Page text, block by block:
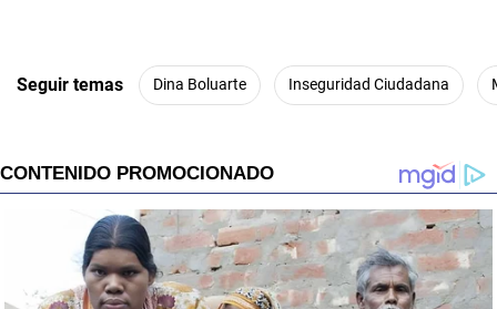
Seguir temas Dina Boluarte Inseguridad Ciudadana